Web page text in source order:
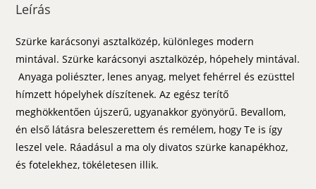
Leírás
Szürke karácsonyi asztalközép, különleges modern
mintával. Szürke karácsonyi asztalközép, hópehely mintával.
Anyaga poliészter, lenes anyag, melyet fehérrel és ezüsttel
hímzett hópelyhek díszítenek. Az egész terítő
meghökkentően újszerű, ugyanakkor gyönyörű. Bevallom,
én első látásra beleszerettem és remélem, hogy Te is így
leszel vele. Ráadásul a ma oly divatos szürke kanapékhoz,
és fotelekhez, tökéletesen illik.